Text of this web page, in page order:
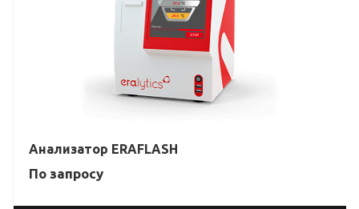
Анализатор ERAFLASH
По запросу